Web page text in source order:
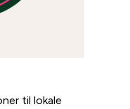
til lokale